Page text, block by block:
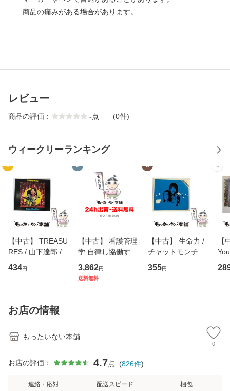
商品の痛みがある場合があります。
レビュー
商品の評価： -点 (0件)
ウィークリーランキング
1
【中古】 TREASU
RES / 山下達郎 /
イーストウエス
ト・ジャパン [CD]
434円
2
【中古】 看護管理
学 自律し協働する
専門職の看護マネ
ジメントスキル 改
3,862円
送料無料
3
【中古】 生命力 /
チャットモンチー /
キューンレコード
[CD]【メール便送
355円
4
【
のが
お店の情報
もったいない本舗
0
お店の評価： 4.7点 (826件)
連絡・応対 配送スピード 梱包